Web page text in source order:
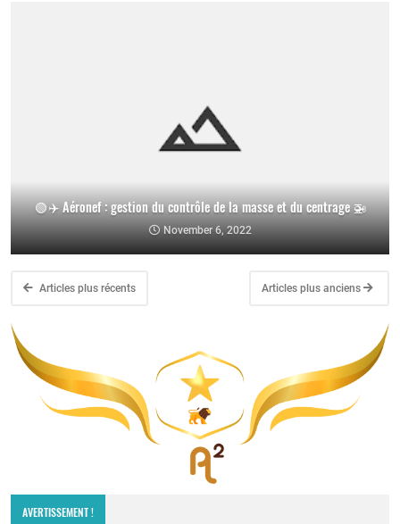
🟢 ✈️ Aéronef : gestion du contrôle de la masse et du centrage 🚁
November 6, 2022
Articles plus récents Articles plus anciens
AVERTISSEMENT !